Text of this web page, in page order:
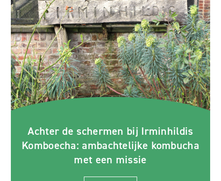
Achter de schermen bij Irminhildis
Komboecha: ambachtelijke kombucha
met een missie